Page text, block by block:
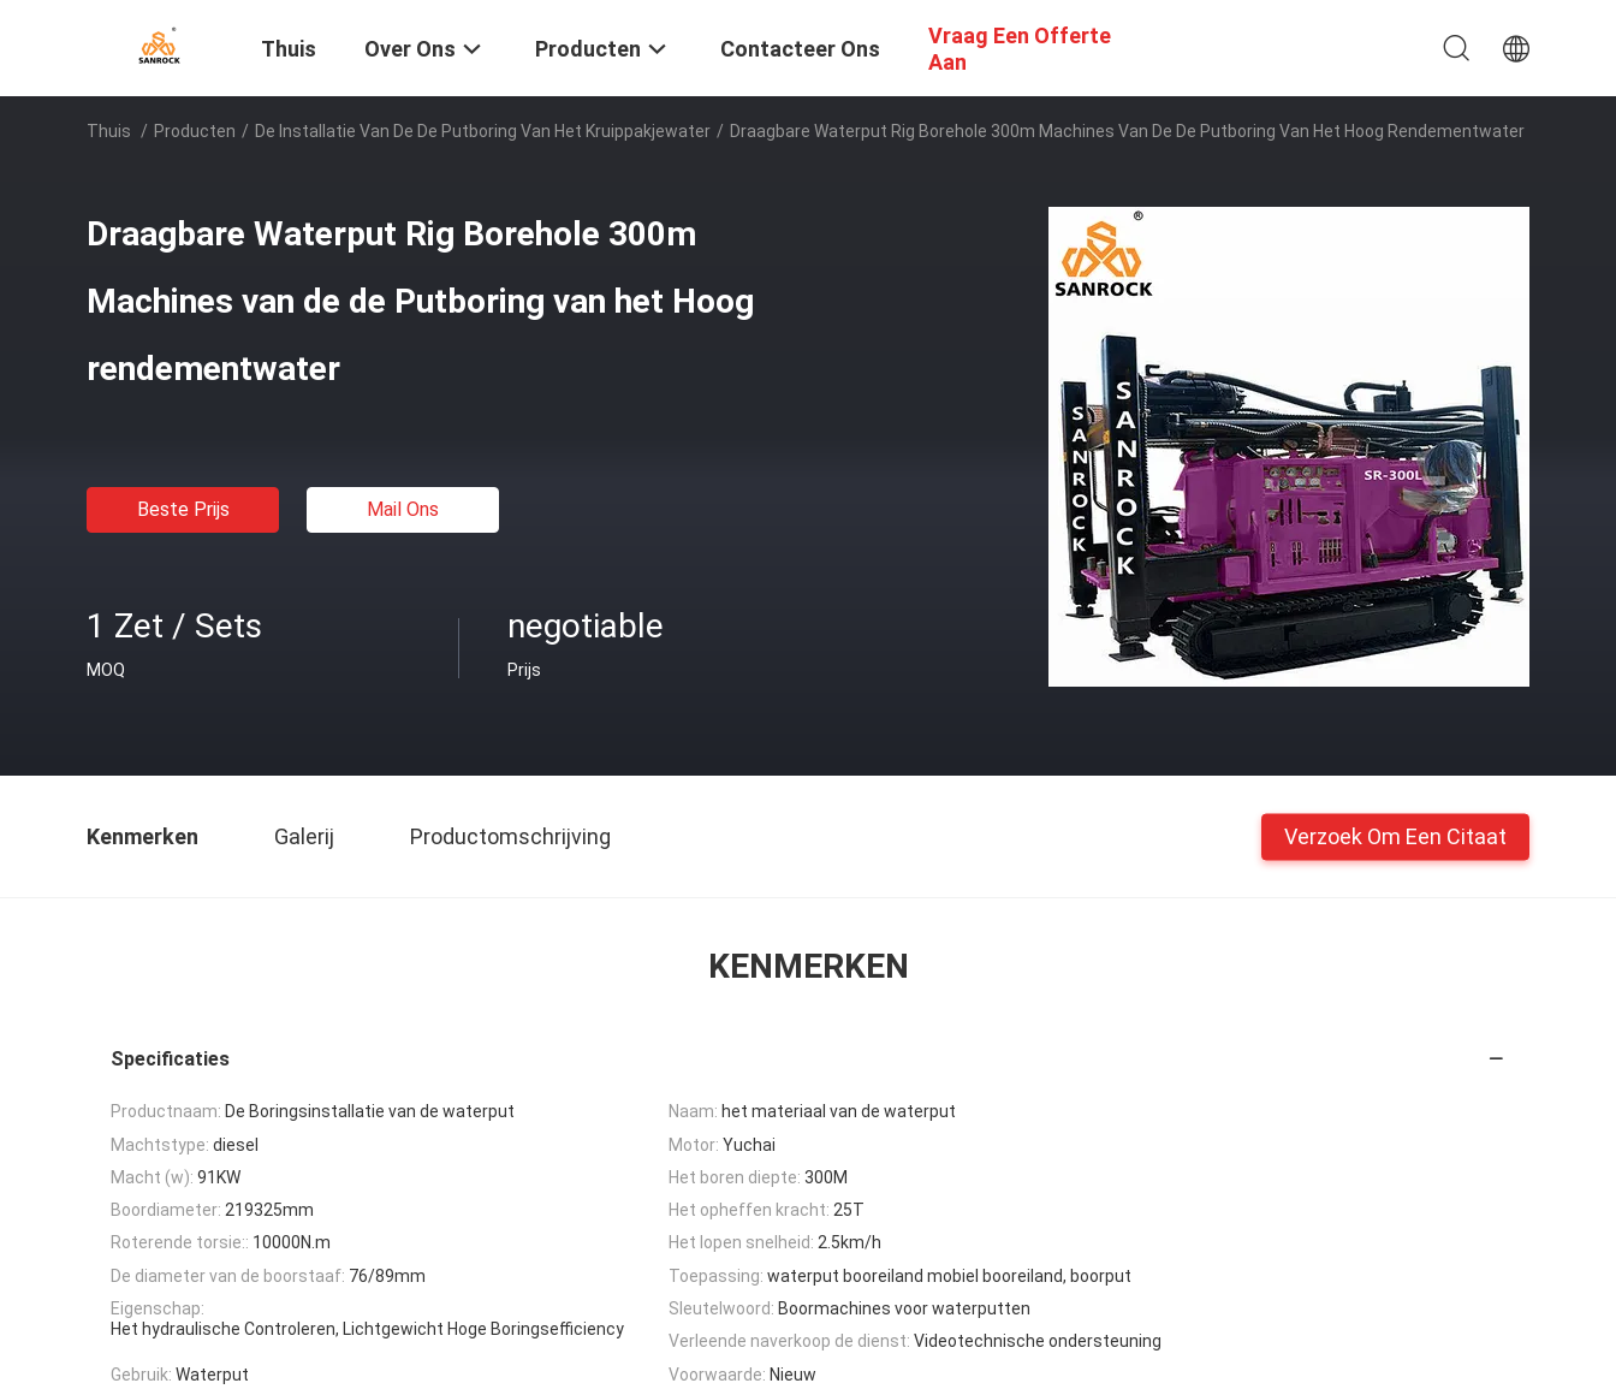
Thuis Over Ons Producten Contacteer Ons
Vraag Een Offerte
Aan
Thuis / Producten / De Installatie Van De De Putboring Van Het Kruippakjewater / Draagbare Waterput Rig Borehole 300m Machines Van De De Putboring Van Het Hoog Rendementwater
Draagbare Waterput Rig Borehole 300m
Machines van de de Putboring van het Hoog
rendementwater
Beste Prijs Mail Ons
1 Zet / Sets
MOQ
negotiable
Prijs
Kenmerken Galerij Productomschrijving Verzoek Om Een Citaat
KENMERKEN
Specificaties
Productnaam: De Boringsinstallatie van de waterput Naam: het materiaal van de waterput
Machtstype: diesel Motor: Yuchai
Macht (w): 91KW Het boren diepte: 300M
Boordiameter: 219325mm Het opheffen kracht: 25T
Roterende torsie:: 10000N.m Het lopen snelheid: 2.5km/h
De diameter van de boorstaaf: 76/89mm Toepassing: waterput booreiland mobiel booreiland, boorput
Eigenschap:
Het hydraulische Controleren, Lichtgewicht Hoge Boringsefficiency
Sleutelwoord: Boormachines voor waterputten
Verleende naverkoop de dienst: Videotechnische ondersteuning
Gebruik: Waterput Voorwaarde: Nieuw